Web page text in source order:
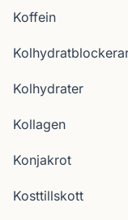
Koffein
Kolhydrater
Kollagen
Konjakrot
Kosttillskott